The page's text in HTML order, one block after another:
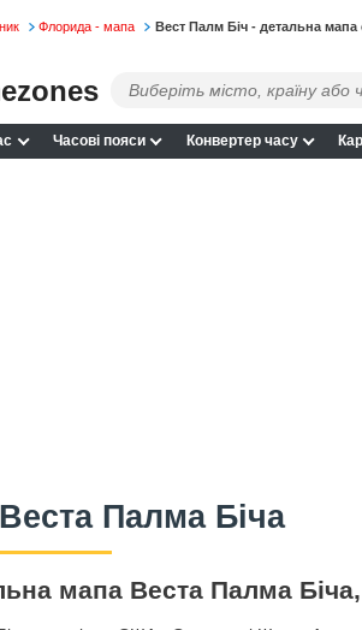
Флорида - мапа Вест Палм Біч - детальна мапа
Часові пояси Конвертер часу
Палма Біча
мапа Веста Палма